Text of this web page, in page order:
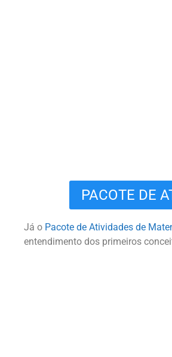
PACOTE DE
Já o Pacote de Atividades de
entendimento dos primeiros